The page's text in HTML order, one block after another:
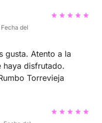
del
gusta. Atento a la
haya disfrutado.
Torrevieja